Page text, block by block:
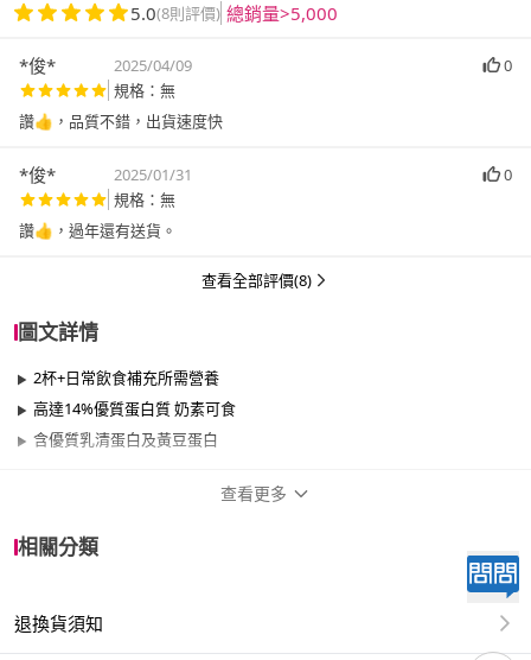
5.0(8則評價) 總銷量>5,000
*俊* 2025/04/09
0
規格：無
讚👍，品質不錯，出貨速度快
*俊* 2025/01/31
0
規格：無
讚👍，過年還有送貨。
查看全部評價(8)
圖文詳情
2杯+日常飲食補充所需營養
高達14%優質蛋白質 奶素可食
含優質乳清蛋白及黃豆蛋白
品牌系列
查看更多
相關分類
退換貨須知